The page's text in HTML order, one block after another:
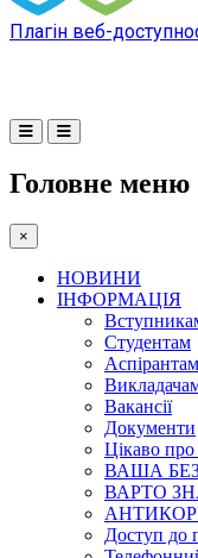
Плагін веб-
Головне меню
×
НОВИНИ
ІНФОРМАЦІЯ
Студентам
Вакансії
Документи
Цікаво про
ВАША
ВАРТО
Доступ до